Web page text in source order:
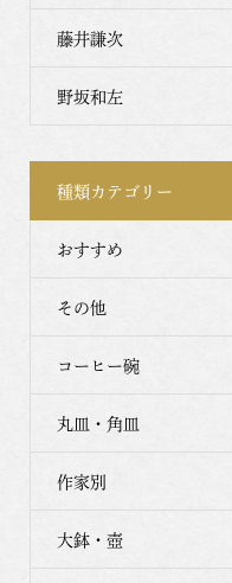
藤井謙次
野坂和左
種類カテゴリー
おすすめ
その他
コーヒー碗
丸皿・角皿
作家別
大鉢・壺